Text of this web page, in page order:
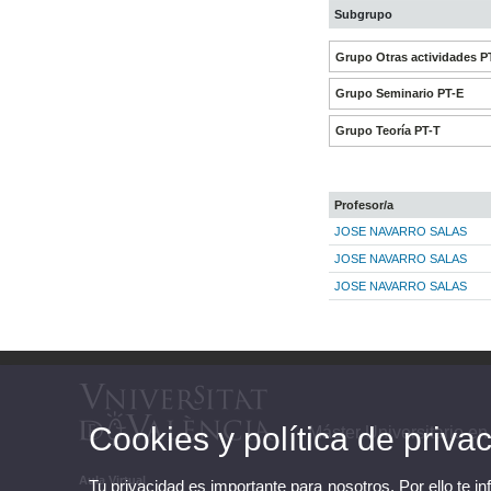
Subgrupo
Grupo Otras actividades
Grupo Seminario PT-E
Grupo Teoría PT-T
Profesor/a
JOSE NAVARRO SALAS
JOSE NAVARRO SALAS
JOSE NAVARRO SALAS
Máster Universitario
Aula Virtual
Cookies y política de
Tu privacidad es importante para nosotros. Por ello te